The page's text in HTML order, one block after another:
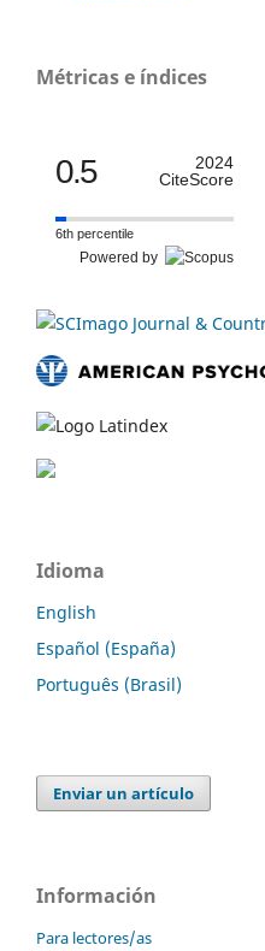
Métricas e índices
0.5
2024
CiteScore
6th percentile
Powered by
Idioma
English
Español (España)
Português (Brasil)
Enviar un artículo
Información
Para lectores/as